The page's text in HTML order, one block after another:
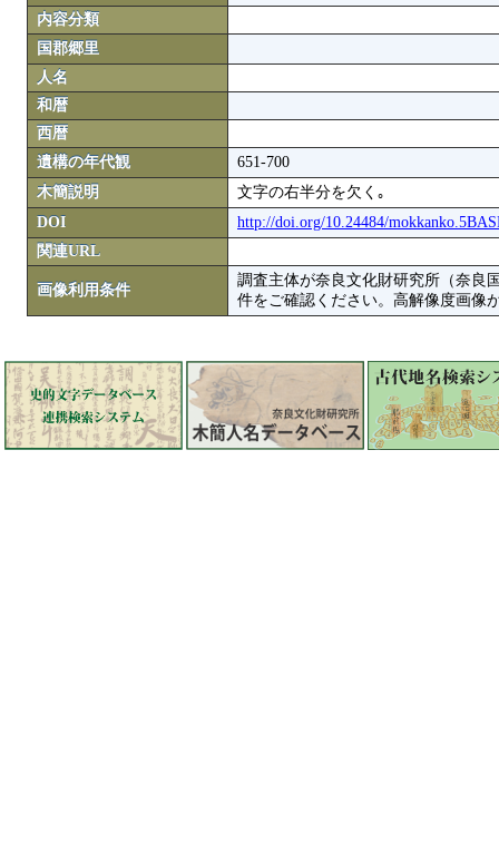
内容分類
国郡郷里
人名
和暦
西暦
遺構の年代観
651-700
木簡説明
文字の右半分を欠く｡
DOI
http://doi.org/10.24484/
関連URL
画像利用条件
調査主体が奈良文化財研究所（奈良
件をご確認ください。高解像度画像